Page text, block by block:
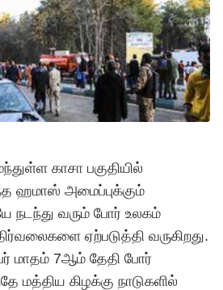
காசா பகுதியில்
ஹமாஸ் அமைப்புக்கும்
நடந்து வரும் போர் உலகம்
ஏற்படுத்தி வருகிறது.
மாதம் 7ஆம் தேதி போர்
மத்திய கிழக்கு நாடுகளில்